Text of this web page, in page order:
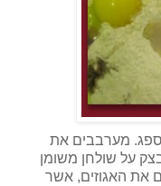
מערבבים את
על שולחן משומן
את האגוזים, אשר